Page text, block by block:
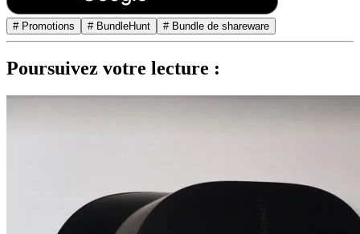
# Promotions # BundleHunt # Bundle de shareware
Poursuivez votre lecture :